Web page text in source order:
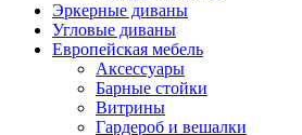
Эркерные диваны
Угловые диваны
Европейская мебель
Аксессуары
Барные стойки
Витрины
Гардероб и вешалки